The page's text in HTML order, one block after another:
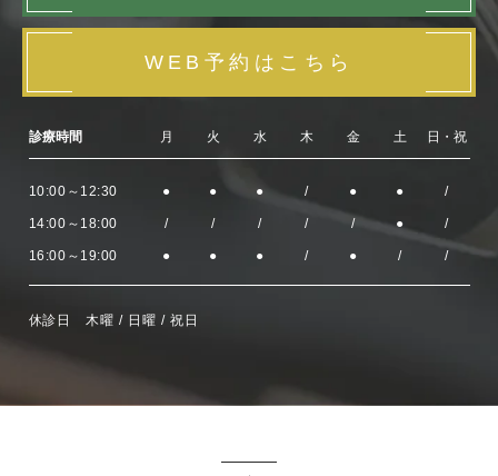
WEB予約はこちら
診療時間 月 火 水 木 金 土 日・祝
10:00～12:30 ● ● ● / ● ● /
14:00～18:00 / / / / / ● /
16:00～19:00 ● ● ● / ● / /
休診日 木曜 / 日曜 / 祝日